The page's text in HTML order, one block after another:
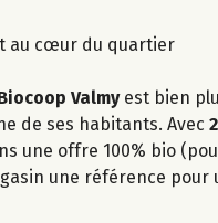
au cœur du quartier
Valmyest bien
de ses habitants. Avec
une offre 100% bio
une référence pour